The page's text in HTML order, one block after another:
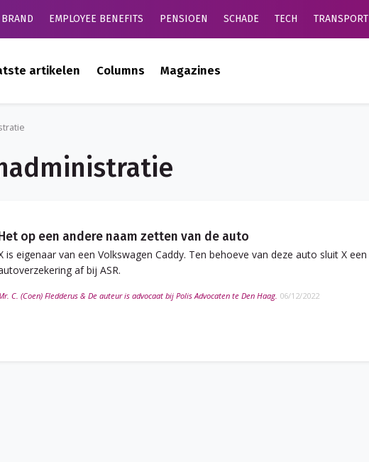
BRAND EMPLOYEE BENEFITS PENSIOEN SCHADE TECH TRANSPORT
artikelen Columns Magazines
op een andere naam zetten van de auto
is eigenaar van een Volkswagen Caddy. Ten behoeve van deze auto sluit X een
af bij ASR.
C. (Coen) Fledderus & De auteur is advocaat bij Polis Advocaten te Den Haag. 06/12/2022